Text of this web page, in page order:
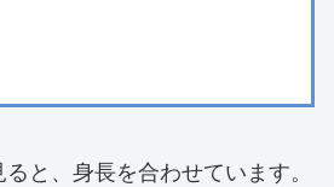
と、身長を合わせています。